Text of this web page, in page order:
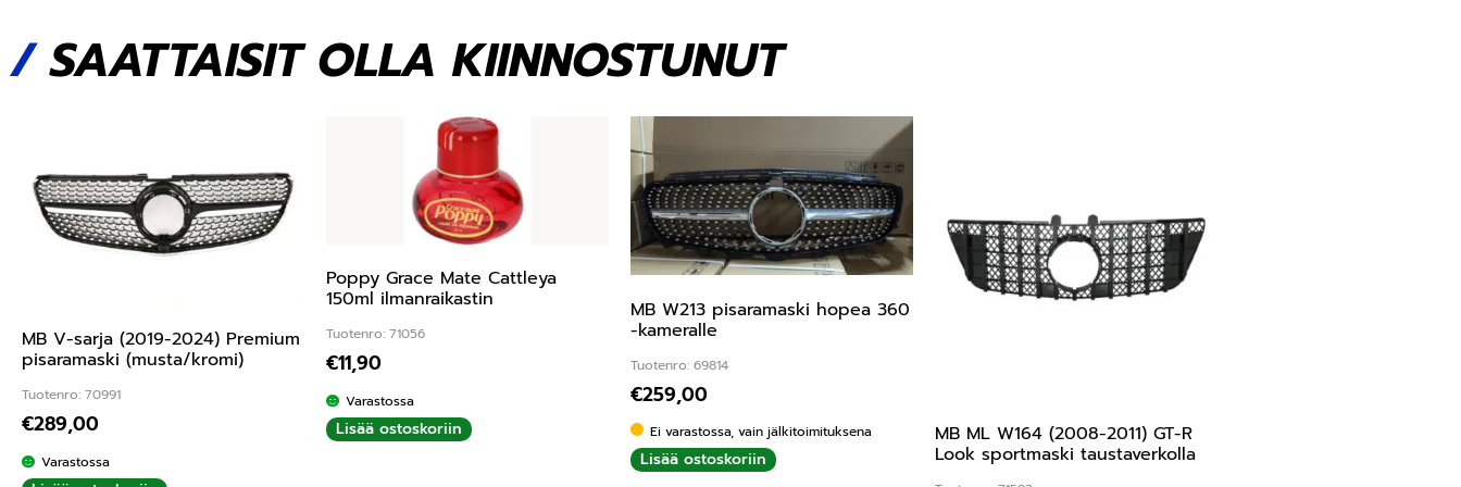
/SAATTAISIT OLLA KIINNOSTUNUT
MB V-sarja (2019-2024) Premium
pisaramaski (musta/kromi)
Tuotenro: 70991
€289,00
Varastossa
Poppy Grace Mate Cattleya
150ml ilmanraikastin
Tuotenro: 71056
€11,90
Varastossa
Lisää ostoskoriin
MB W213 pisaramaski hopea 360
-kameralle
Tuotenro: 69814
€259,00
Ei varastossa, vain jälkitoimituksena
Lisää ostoskoriin
MB ML W164 (2008-2011) GT-R
Look sportmaski taustaverkolla